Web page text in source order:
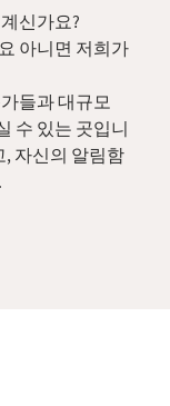
신가요?
아니면 저희가
들과 대규모
수 있는 곳입니
, 자신의 알림함